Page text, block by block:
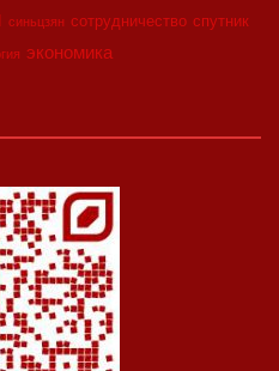
синьцзян сотрудничество спутник
экономика